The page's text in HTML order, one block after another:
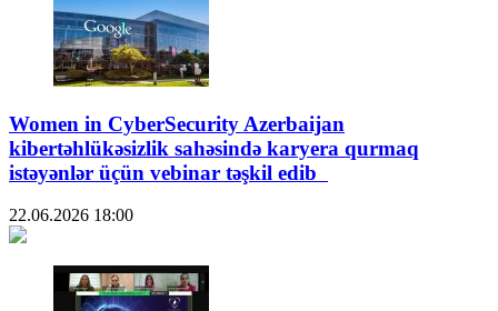
Women in CyberSecurity Azerbaijan
kibertəhlükəsizlik sahəsində karyera qurmaq
istəyənlər üçün vebinar təşkil edib
22.06.2026 18:00